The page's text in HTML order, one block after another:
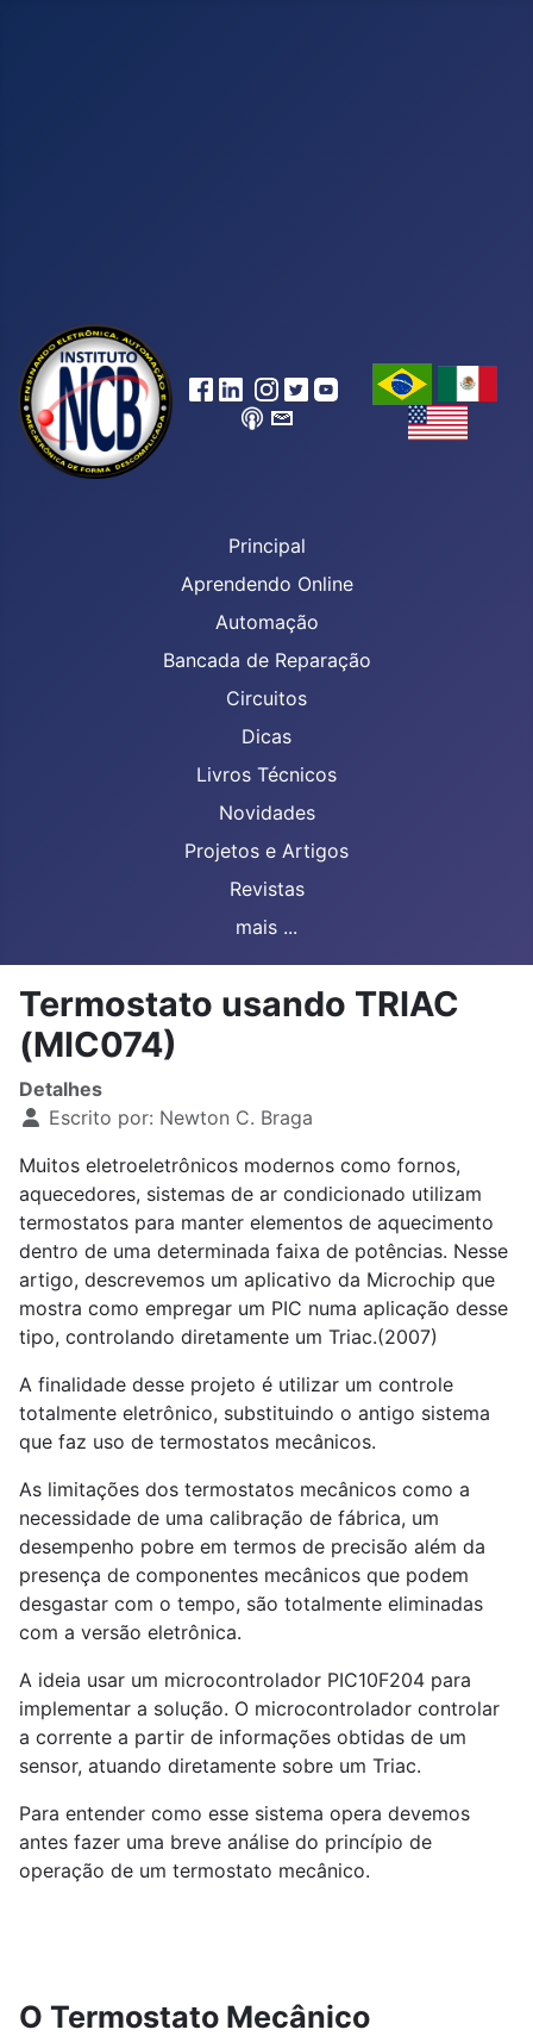
Principal
Aprendendo Online
Automação
Bancada de Reparação
Circuitos
Dicas
Livros Técnicos
Novidades
Projetos e Artigos
Revistas
mais ...
Termostato usando TRIAC
(MIC074)
Detalhes
Escrito por: Newton C. Braga
Muitos eletroeletrônicos modernos como fornos,
aquecedores, sistemas de ar condicionado utilizam
termostatos para manter elementos de aquecimento
dentro de uma determinada faixa de potências. Nesse
artigo, descrevemos um aplicativo da Microchip que
mostra como empregar um PIC numa aplicação desse
tipo, controlando diretamente um Triac.(2007)
A finalidade desse projeto é utilizar um controle
totalmente eletrônico, substituindo o antigo sistema
que faz uso de termostatos mecânicos.
As limitações dos termostatos mecânicos como a
necessidade de uma calibração de fábrica, um
desempenho pobre em termos de precisão além da
presença de componentes mecânicos que podem
desgastar com o tempo, são totalmente eliminadas
com a versão eletrônica.
A ideia usar um microcontrolador PIC10F204 para
implementar a solução. O microcontrolador controlar
a corrente a partir de informações obtidas de um
sensor, atuando diretamente sobre um Triac.
Para entender como esse sistema opera devemos
antes fazer uma breve análise do princípio de
operação de um termostato mecânico.
O Termostato Mecânico